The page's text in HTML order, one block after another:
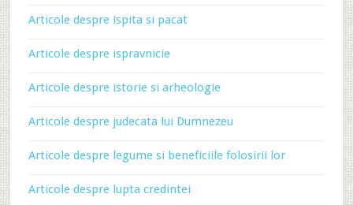
Articole despre ispita si pacat
Articole despre ispravnicie
Articole despre istorie si arheologie
Articole despre judecata lui Dumnezeu
Articole despre legume si beneficiile folosirii lor
Articole despre lupta credintei